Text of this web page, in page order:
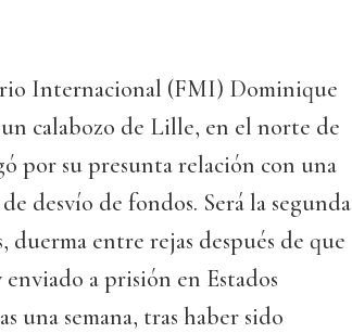
Internacional (FMI) Dominique
calabozo de Lille, en el norte de
por su presunta relación con una
desvío de fondos. Será la segunda
duerma entre rejas después de que
a prisión en Estados
una semana, tras haber sido